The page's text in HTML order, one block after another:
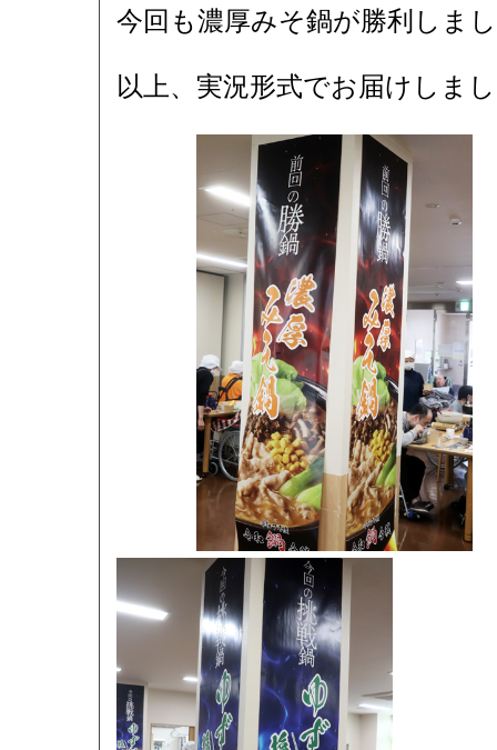
今回も濃厚みそ鍋が勝利しま
以上、実況形式でお届けしま